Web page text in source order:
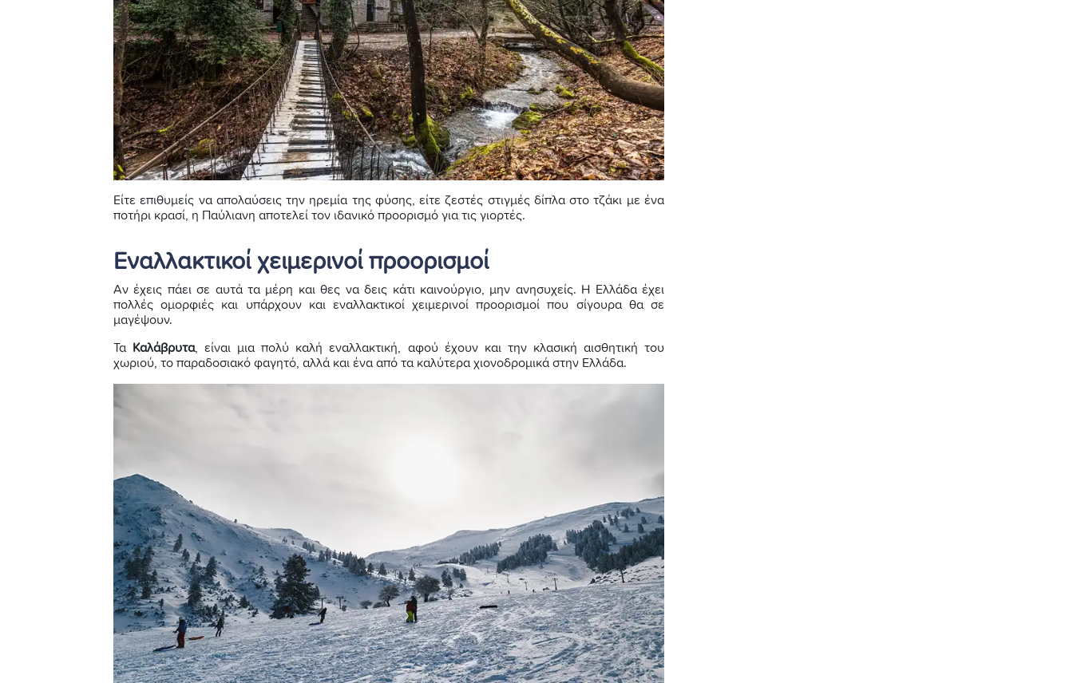
Είτε επιθυμείς να απολαύσεις την ηρεμία της φύσης, είτε ζεστές στιγμές δίπλα στο τζάκι με ένα
ποτήρι κρασί, η Παύλιανη αποτελεί τον ιδανικό προορισμό για τις γιορτές.
Εναλλακτικοί χειμερινοί προορισμοί
Αν έχεις πάει σε αυτά τα μέρη και θες να δεις κάτι καινούργιο, μην ανησυχείς. Η Ελλάδα έχει
πολλές ομορφιές και υπάρχουν και εναλλακτικοί χειμερινοί προορισμοί που σίγουρα θα σε
μαγέψουν.
Τα Καλάβρυτα, είναι μια πολύ καλή εναλλακτική, αφού έχουν και την κλασική αισθητική του
χωριού, το παραδοσιακό φαγητό, αλλά και ένα από τα καλύτερα χιονοδρομικά στην Ελλάδα.